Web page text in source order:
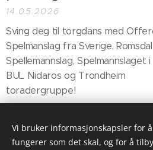
14.05.2026
Sving deg til torgdans med
Spelmanslag fra Sverige, Romsdal
Spellemannslag, Spelmannslaget i
BUL Nidaros og Trondheim
toradergruppe!
Vi bruker informasjonskapsler for
fungerer som det skal, og for å